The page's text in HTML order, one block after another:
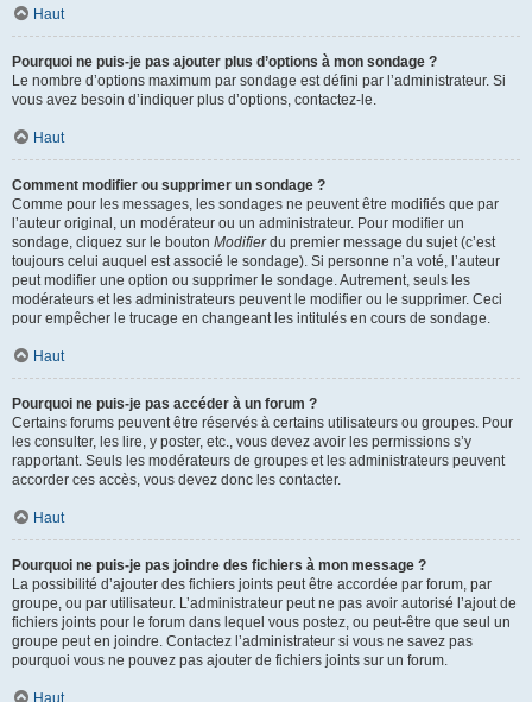
Haut
Pourquoi ne puis-je pas ajouter plus d’options à mon sondage ?
Le nombre d’options maximum par sondage est défini par l’administrateur. Si
vous avez besoin d’indiquer plus d’options, contactez-le.
Haut
Comment modifier ou supprimer un sondage ?
Comme pour les messages, les sondages ne peuvent être modifiés que par
l’auteur original, un modérateur ou un administrateur. Pour modifier un
sondage, cliquez sur le bouton Modifierdu premier message du sujet (c’est
toujours celui auquel est associé le sondage). Si personne n’a voté, l’auteur
peut modifier une option ou supprimer le sondage. Autrement, seuls les
modérateurs et les administrateurs peuvent le modifier ou le supprimer. Ceci
pour empêcher le trucage en changeant les intitulés en cours de sondage.
Haut
Pourquoi ne puis-je pas accéder à un forum ?
Certains forums peuvent être réservés à certains utilisateurs ou groupes. Pour
les consulter, les lire, y poster, etc., vous devez avoir les permissions s’y
rapportant. Seuls les modérateurs de groupes et les administrateurs peuvent
accorder ces accès, vous devez donc les contacter.
Haut
Pourquoi ne puis-je pas joindre des fichiers à mon message ?
La possibilité d’ajouter des fichiers joints peut être accordée par forum, par
groupe, ou par utilisateur. L’administrateur peut ne pas avoir autorisé l’ajout de
fichiers joints pour le forum dans lequel vous postez, ou peut-être que seul un
groupe peut en joindre. Contactez l’administrateur si vous ne savez pas
pourquoi vous ne pouvez pas ajouter de fichiers joints sur un forum.
Haut